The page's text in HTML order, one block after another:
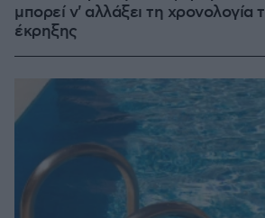
μπορεί ν' αλλάξει τη χρονολογία
έκρηξης